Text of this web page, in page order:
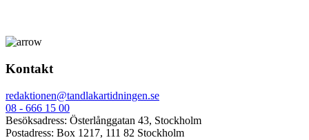
Kontakt
redaktionen@tandlakartidningen.se
08 - 666 15 00
Besöksadress: Österlånggatan 43, Stockholm
Postadress: Box 1217, 111 82 Stockholm